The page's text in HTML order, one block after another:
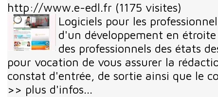
http://www.e-edl.fr (1175 visites)
Logiciels pour les
d'un développement en
des professionnels des états
pour vocation de vous assurer la
constat d'entrée, de sortie ainsi que le
>> plus d'infos...